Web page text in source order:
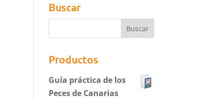
Buscar
Productos
Guía práctica de los
Peces de Canarias